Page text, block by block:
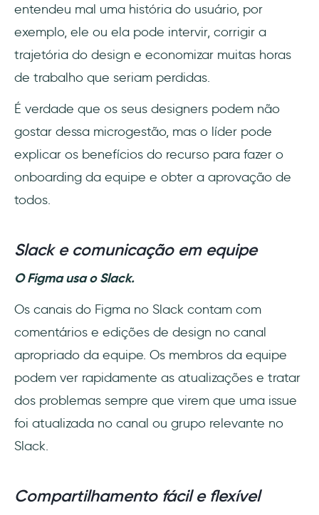
entendeu mal uma história do usuário, por
exemplo, ele ou ela pode intervir, corrigir a
trajetória do design e economizar muitas horas
de trabalho que seriam perdidas.
É verdade que os seus designers podem não
gostar dessa microgestão, mas o líder pode
explicar os benefícios do recurso para fazer o
onboarding da equipe e obter a aprovação de
todos.
Slack e comunicação em equipe
O Figma usa o Slack.
Os canais do Figma no Slack contam com
comentários e edições de design no canal
apropriado da equipe. Os membros da equipe
podem ver rapidamente as atualizações e tratar
dos problemas sempre que virem que uma issue
foi atualizada no canal ou grupo relevante no
Slack.
Compartilhamento fácil e flexível